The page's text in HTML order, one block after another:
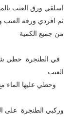
اسلقي ورق العنب
ثم افردي ورقة العنب
من جميع الكمية
في الطنجرة حطي
العنب
وحطي عليها الماء
وركبي الطنجرة على